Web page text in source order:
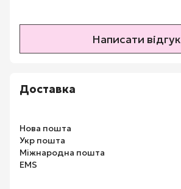
Написати відгук
Доставка
Нова пошта
Укр пошта
Міжнародна пошта
EMS